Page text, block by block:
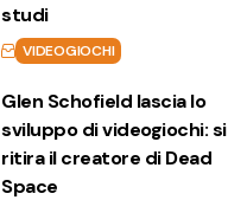
studi
VIDEOGIOCHI
Glen Schofield lascia lo
sviluppo di videogiochi: si
ritira il creatore di Dead
Space